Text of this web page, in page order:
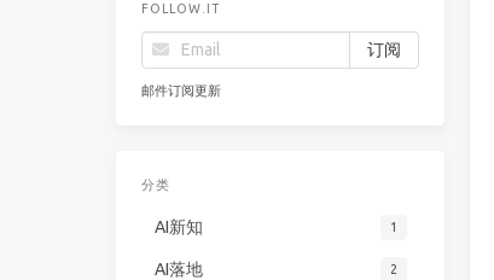
FOLLOW.IT
邮件订阅更新
分类
AI新知 1
AI落地 2